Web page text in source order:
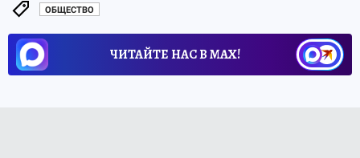
ОБЩЕСТВО
ЧИТАЙТЕ НАС В МАХ!